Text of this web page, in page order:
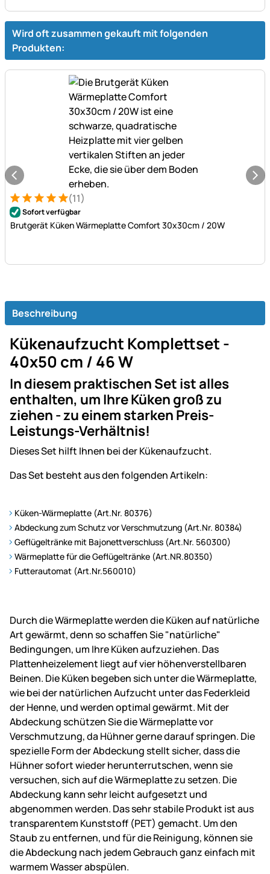
Wird oft zusammen gekauft mit folgenden
Produkten:
Bewertung: 5 von 5 (11 Bewertungen)
11 Bewertungen
(11)
Sofort verfügbar
Brutgerät Küken Wärmeplatte Comfort 30x30cm / 20W
Beschreibung
Kükenaufzucht Komplettset -
40x50 cm / 46 W
In diesem praktischen Set ist alles
enthalten, um Ihre Küken groß zu
ziehen - zu einem starken Preis-
Leistungs-Verhältnis!
Dieses Set hilft Ihnen bei der Kükenaufzucht.
Das Set besteht aus den folgenden Artikeln:
Küken-Wärmeplatte (Art.Nr. 80376)
Abdeckung zum Schutz vor Verschmutzung (Art.Nr. 80384)
Geflügeltränke mit Bajonettverschluss (Art.Nr. 560300)
Wärmeplatte für die Geflügeltränke (Art.NR.80350)
Futterautomat (Art.Nr.560010)
Durch die Wärmeplatte werden die Küken auf natürliche
Art gewärmt, denn so schaffen Sie "natürliche"
Bedingungen, um Ihre Küken aufzuziehen. Das
Plattenheizelement liegt auf vier höhenverstellbaren
Beinen. Die Küken begeben sich unter die Wärmeplatte,
wie bei der natürlichen Aufzucht unter das Federkleid
der Henne, und werden optimal gewärmt. Mit der
Abdeckung schützen Sie die Wärmeplatte vor
Verschmutzung, da Hühner gerne darauf springen. Die
spezielle Form der Abdeckung stellt sicher, dass die
Hühner sofort wieder herunterrutschen, wenn sie
versuchen, sich auf die Wärmeplatte zu setzen. Die
Abdeckung kann sehr leicht aufgesetzt und
abgenommen werden. Das sehr stabile Produkt ist aus
transparentem Kunststoff (PET) gemacht. Um den
Staub zu entfernen, und für die Reinigung, können sie
die Abdeckung nach jedem Gebrauch ganz einfach mit
warmem Wasser abspülen.